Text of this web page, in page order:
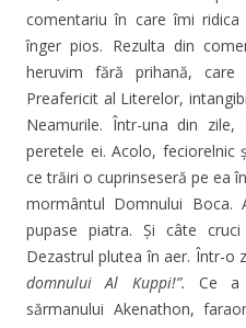
comentariu în care îmi
înger pios. Rezulta din
heruvim fără prihană,
Preafericit al Literelor,
Neamurile. Într-una din
peretele ei. Acolo, feciorelnic
ce trăiri o cuprinseseră pe ea
mormântul Domnului
pupase piatra. Și câte
Dezastrul plutea în aer. Într-o
domnului Al Kuppi!”. Ce a
sărmanului Akenathon,